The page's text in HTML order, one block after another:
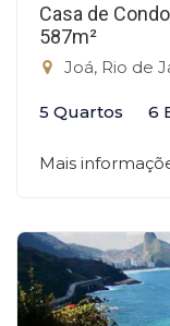
Casa de
587m²
Joá, Rio de
5 Quartos 6
Mais